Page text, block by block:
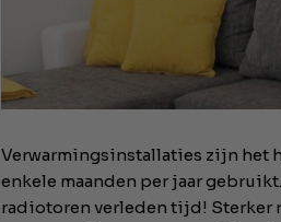
Verwarmingsinstallaties zijn het
enkele maanden per jaar
radiotoren verleden tijd! Sterker